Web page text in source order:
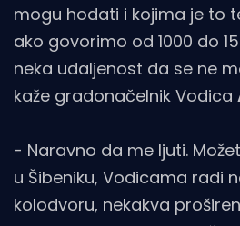
mogu hodati i kojima je to
ako govorimo od 1000 do
neka udaljenost da se ne
kaže gradonačelnik Vodica
- Naravno da me ljuti.
u Šibeniku, Vodicama radi
kolodvoru, nekakva